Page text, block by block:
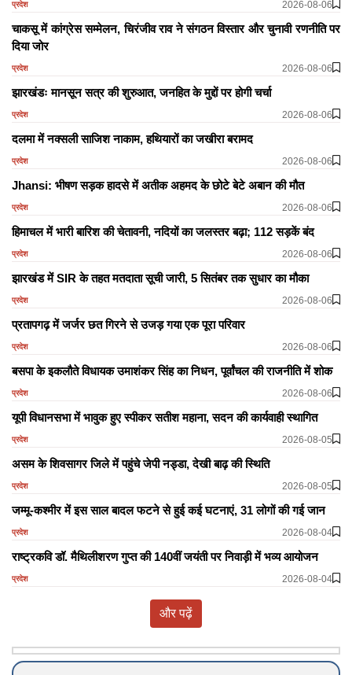
प्रदेश 2026-08-06
चाकसू में कांग्रेस सम्मेलन, चिरंजीव राव ने संगठन विस्तार और चुनावी रणनीति पर
दिया जोर
प्रदेश 2026-08-06
झारखंडः मानसून सत्र की शुरुआत, जनहित के मुद्दों पर होगी चर्चा
प्रदेश 2026-08-06
दलमा में नक्सली साजिश नाकाम, हथियारों का जखीरा बरामद
प्रदेश 2026-08-06
Jhansi: भीषण सड़क हादसे में अतीक अहमद के छोटे बेटे अबान की मौत
प्रदेश 2026-08-06
हिमाचल में भारी बारिश की चेतावनी, नदियों का जलस्तर बढ़ा; 112 सड़कें बंद
प्रदेश 2026-08-06
झारखंड में SIR के तहत मतदाता सूची जारी, 5 सितंबर तक सुधार का मौका
प्रदेश 2026-08-06
प्रतापगढ़ में जर्जर छत गिरने से उजड़ गया एक पूरा परिवार
प्रदेश 2026-08-06
बसपा के इकलौते विधायक उमाशंकर सिंह का निधन, पूर्वांचल की राजनीति में शोक
प्रदेश 2026-08-06
यूपी विधानसभा में भावुक हुए स्पीकर सतीश महाना, सदन की कार्यवाही स्थागित
प्रदेश 2026-08-05
असम के शिवसागर जिले में पहुंचे जेपी नड्डा, देखी बाढ़ की स्थिति
प्रदेश 2026-08-05
जम्मू-कश्मीर में इस साल बादल फटने से हुई कई घटनाएं, 31 लोगों की गई जान
प्रदेश 2026-08-04
राष्ट्रकवि डॉ. मैथिलीशरण गुप्त की 140वीं जयंती पर निवाड़ी में भव्य आयोजन
प्रदेश 2026-08-04
और पढ़ें